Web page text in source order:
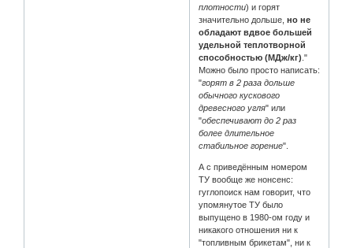
плотности) и горят
значительно дольше,но не
обладают вдвое большей
удельной теплотворной
способностью (МДж/кг) ."
Можно было просто написать:
"горят в 2 раза дольше
обычного кускового
древесного угля" или
"обеспечивают до 2 раз
более длительное
стабильное горение".
А с приведённым номером
ТУ вообще же нонсенс:
гуглопоиск нам говорит, что
упомянутое ТУ было
выпущено в 1980-ом году и
никакого отношения ни к
"топливным брикетам", ни к